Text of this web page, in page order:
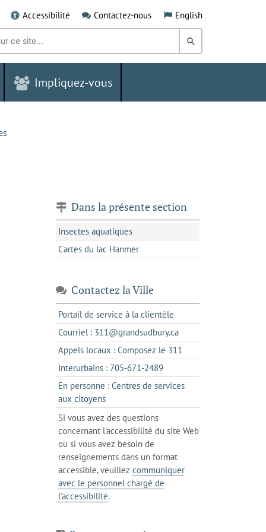
Accessibilité Contactez-nous English
Rechercher
dans
Grand
Impliquez-vous
Dans la présente section
Insectes aquatiques
Cartes du lac Hanmer
Contactez la Ville
Portail de service à la clientèles'ouvre
dans
un
nouvel
Courriel : 311@grandsudbury.cas'ouvre
dans
votre
de
Appels locaux : Composez le 311
dans
un
client
téléphone
Interurbains : 705-671-2489s'ouvre
dans
client
votre
En personne : Centres de services
aux citoyenss'ouvre
dans
l'onglet
actuel
Si vous avez des questions
concernant l'accessibilité du site Web
ou si vous avez besoin de
renseignements dans un format
accessible, veuillez communiquer
avec le personnel chargé de
l'accessibilité.